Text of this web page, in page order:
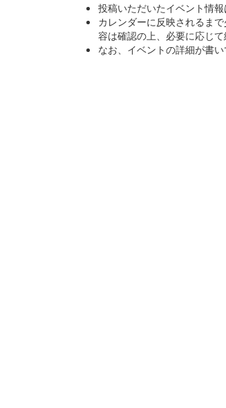
投稿いただいたイベント情
カレンダーに反映されるま
容は確認の上、必要に応じ
なお、イベントの詳細が書